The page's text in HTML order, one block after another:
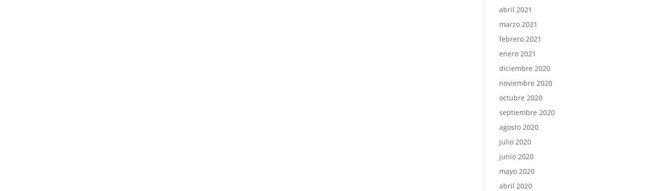
abril 2021
marzo 2021
febrero 2021
enero 2021
diciembre 2020
noviembre 2020
octubre 2020
septiembre 2020
agosto 2020
julio 2020
junio 2020
mayo 2020
abril 2020